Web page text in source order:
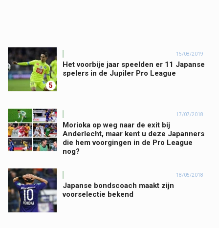
5
15/08/2019
Het voorbije jaar speelden er 11 Japanse
spelers in de Jupiler Pro League
17/07/2018
Morioka op weg naar de exit bij
Anderlecht, maar kent u deze Japanners
die hem voorgingen in de Pro League
nog?
18/05/2018
Japanse bondscoach maakt zijn
voorselectie bekend